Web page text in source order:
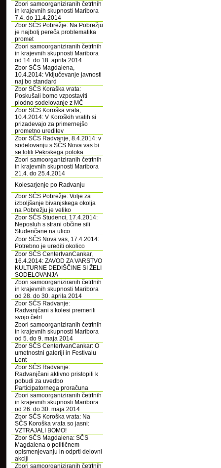
Zbori samoorganiziranih četrtnih
in krajevnih skupnosti Maribora
7.4. do 11.4.2014
Zbor SČS Pobrežje: Na Pobrežju
je najbolj pereča problematika
promet
Zbori samoorganiziranih četrtnih
in krajevnih skupnosti Maribora
od 14. do 18. aprila 2014
Zbor SČS Magdalena,
10.4.2014: Vključevanje javnosti
naj bo standard
Zbor SČS Koraška vrata:
Poskušali bomo vzpostaviti
plodno sodelovanje z MČ
Zbor SČS Koroška vrata,
10.4.2014: V Koroških vratih si
prizadevajo za primernejšo
prometno ureditev
Zbor SČS Radvanje, 8.4.2014: v
sodelovanju s SČS Nova vas bi
se lotili Pekrskega potoka
Zbori samoorganiziranih četrtnih
in krajevnih skupnosti Maribora
21.4. do 25.4.2014
Kolesarjenje po Radvanju
Zbor SČS Pobrežje: Volje za
izboljšanje bivanjskega okolja
na Pobrežju je veliko
Zbor SČS Studenci, 17.4.2014:
Neposluh s strani občine sili
Studenčane na ulico
Zbor SČS Nova vas, 17.4.2014:
Potrebno je urediti okolico
Zbor SČS CenterIvanCankar,
16.4.2014: ZAVOD ZA VARSTVO
KULTURNE DEDIŠČINE SI ŽELI
SODELOVANJA
Zbori samoorganiziranih četrtnih
in krajevnih skupnosti Maribora
od 28. do 30. aprila 2014
Zbor SČS Radvanje:
Radvanjčani s kolesi premerili
svojo četrt
Zbori samoorganiziranih četrtnih
in krajevnih skupnosti Maribora
od 5. do 9. maja 2014
Zbor SČS CenterIvanCankar: O
umetnostni galeriji in Festivalu
Lent
Zbor SČS Radvanje:
Radvanjčani aktivno pristopili k
pobudi za uvedbo
Participatornega proračuna
Zbori samoorganiziranih četrtnih
in krajevnih skupnosti Maribora
od 26. do 30. maja 2014
Zbor SČS Koroška vrata: Na
SČS Koroška vrata so jasni:
VZTRAJALI BOMO!
Zbor SČS Magdalena: SČS
Magdalena o političnem
opismenjevanju in odprti delovni
akciji
Zbori samoorganiziranih četrtnih